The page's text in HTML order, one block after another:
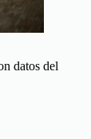
datos del